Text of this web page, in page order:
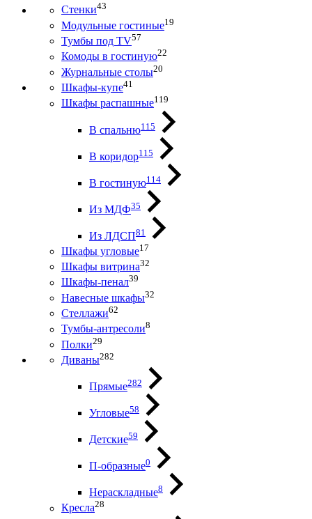
Стенки43
Модульные гостиные19
Тумбы под ТV57
Комоды в гостиную22
Журнальные столы20
Шкафы-купе41
Шкафы распашные119
В спальню115
В коридор115
В гостиную114
Из МДФ35
Из ЛДСП81
Шкафы угловые17
Шкафы витрина32
Шкафы-пенал39
Навесные шкафы32
Стеллажи62
Тумбы-антресоли8
Полки29
Диваны282
Прямые282
Угловые58
Детские59
П-образные0
Нераскладные8
Кресла28